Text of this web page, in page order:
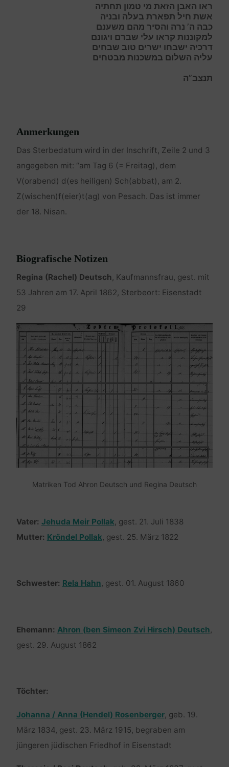
ראו האבן הזאת מי טמון תחתיה
אשת חיל תפארת בעלה ובניה
כבה ה’ נרה והסיר מהם משענם
למקוננות קראו עלי שברם ויגונם
דרכיה ישבחו ישרים טוב שבחים
עליה השלום במשכנות מבטחים
תנצב”ה
Anmerkungen
Das Sterbedatum wird in der Inschrift, Zeile 2 und 3
angegeben mit: “am Tag 6 (= Freitag), dem
V(orabend) d(es heiligen) Sch(abbat), am 2.
Z(wischen)f(eier)t(ag) von Pesach. Das ist immer
der 18. Nisan.
Biografische Notizen
Regina (Rachel) Deutsch, Kaufmannsfrau, gest. mit
53 Jahren am 17. April 1862, Sterbeort: Eisenstadt
29
Matriken Tod Ahron Deutsch und Regina Deutsch
Vater: Jehuda Meir Pollak, gest. 21. Juli 1838
Mutter: Kröndel Pollak, gest. 25. März 1822
Schwester: Rela Hahn, gest. 01. August 1860
Ehemann: Ahron (ben Simeon Zvi Hirsch) Deutsch,
gest. 29. August 1862
Töchter:
Johanna / Anna (Hendel) Rosenberger, geb. 19.
März 1834, gest. 23. März 1915, begraben am
jüngeren jüdischen Friedhof in Eisenstadt